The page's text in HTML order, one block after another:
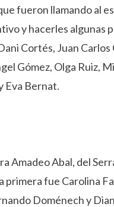
fueron llamando al
y hacerles algunas
Cortés, Juan Carlos
Gómez, Olga Ruiz,
Eva Bernat.
Amadeo Abal, del
fue Carolina
Doménech y